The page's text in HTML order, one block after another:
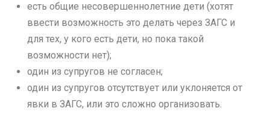
есть общие несовершеннолетние дети (хотят
ввести возможность это делать через ЗАГС и
для тех, у кого есть дети, но пока такой
возможности нет);
один из супругов не согласен;
один из супругов отсутствует или уклоняется от
явки в ЗАГС, или это сложно организовать.